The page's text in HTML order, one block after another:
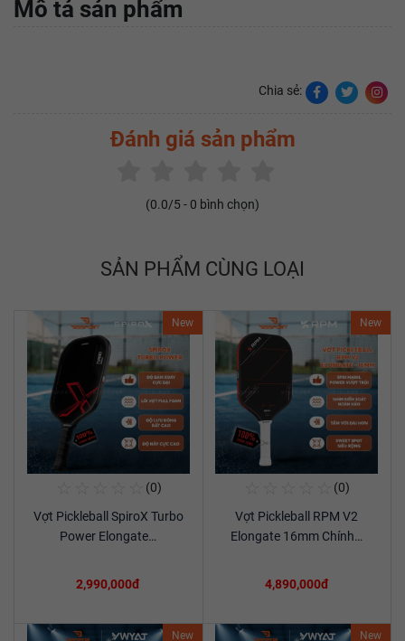
Mô tả sản phẩm
Chia sẻ:
Đánh giá sản phẩm
(0.0/5 - 0 bình chọn)
SẢN PHẨM CÙNG LOẠI
New
Xem chi tiết
(0)
Vợt Pickleball SpiroX Turbo
Power Elongate…
2,990,000đ
New
(0)
Vợt Pickleball RPM V2
Elongate 16mm Chính…
4,890,000đ
New New